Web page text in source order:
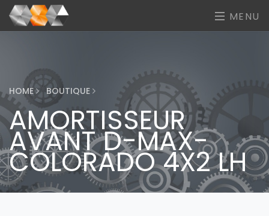
MENU
HOME BOUTIQUE
AMORTISSEUR
AVANT D-MAX-
COLORADO 4X2 LH